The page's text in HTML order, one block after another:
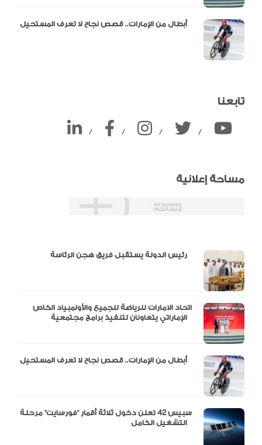
تابعنا
/ / / /
مساحة إعلانية
اتحاد الامارات للرياضة للجميع والأولمبياد الخاص
سبيس 42 تعلن دخول ثلاثة أقمار “فورسايت” مرحلة